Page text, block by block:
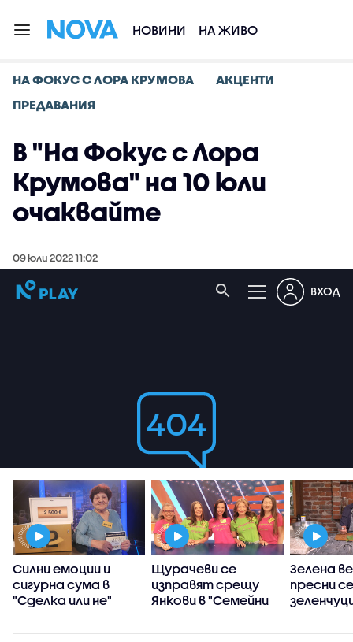
НОВИНИ НА ЖИВО
НА ФОКУС С ЛОРА КРУМОВА
АКЦЕНТИ
ПРЕДАВАНИЯ
В "На Фокус с Лора
Крумова" на 10 юли
очаквайте
09 юли 2022 11:02
Силни емоции и
сигурна сума в
"Сделка или не"
Щурачеви се
изправят срещу
Янкови в "Семейни
Зелена
пресни